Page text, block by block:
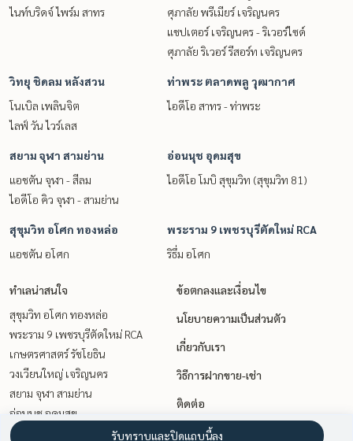
ไนท์บริดจ์ ไพร์ม สาทร
ศุภาลัย พรีเมียร์ เจริญนคร
แชปเตอร์ เจริญนคร - ริเวอร์ไซด์
ศุภาลัย ริเวอร์ รีสอร์ท เจริญนคร
วิทยุ ชิดลม หลังสวน
โนเบิล เพลินจิต
ไลฟ์ วัน ไวร์เลส
ท่าพระ ตลาดพลู วุฒากาศ
ไอดีโอ สาทร - ท่าพระ
สยาม จุฬา สามย่าน
แอชตัน จุฬา - สีลม
ไอดีโอ คิว จุฬา - สามย่าน
อ่อนนุช อุดมสุข
ไอดีโอ โมบิ สุขุมวิท (สุขุมวิท 81)
สุขุมวิท อโศก ทองหล่อ
แอชตัน อโศก
พระราม 9 เพชรบุรีตัดใหม่ RCA
ริธึ่ม อโศก
ทำเลน่าสนใจ
สุขุมวิท อโศก ทองหล่อ
พระราม 9 เพชรบุรีตัดใหม่ RCA
เกษตรศาสตร์ รัชโยธิน
วงเวียนใหญ่ เจริญนคร
สยาม จุฬา สามย่าน
อ่อนนุช อุดมสุข
ท่าพระ ตลาดพลู วุฒากาศ
ข้อตกลงและเงื่อนไข
นโยบายความเป็นส่วนตัว
เกี่ยวกับเรา
วิธีการฝากขาย-เช่า
ติดต่อ
รับทราบและปิดแถบนี้ลง